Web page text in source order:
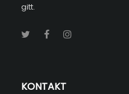
gitt.
KONTAKT